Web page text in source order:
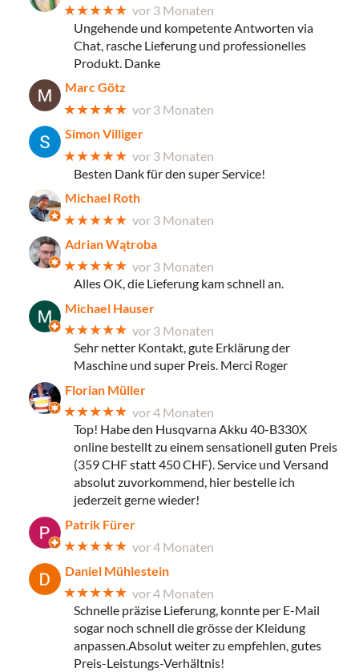
★★★★★ vor 3 Monaten
Ungehende und kompetente Antworten via
Chat, rasche Lieferung und professionelles
Produkt. Danke
Marc Götz
★★★★★ vor 3 Monaten
Simon Villiger
★★★★★ vor 3 Monaten
Besten Dank für den super Service!
Michael Roth
★★★★★ vor 3 Monaten
Adrian Wątroba
★★★★★ vor 3 Monaten
Alles OK, die Lieferung kam schnell an.
Michael Hauser
★★★★★ vor 3 Monaten
Sehr netter Kontakt, gute Erklärung der
Maschine und super Preis. Merci Roger
Florian Müller
★★★★★ vor 4 Monaten
Top! Habe den Husqvarna Akku 40-B330X
online bestellt zu einem sensationell guten Preis
(359 CHF statt 450 CHF). Service und Versand
absolut zuvorkommend, hier bestelle ich
jederzeit gerne wieder!
Patrik Fürer
★★★★★ vor 4 Monaten
Daniel Mühlestein
★★★★★ vor 4 Monaten
Schnelle präzise Lieferung, konnte per E-Mail
sogar noch schnell die grösse der Kleidung
anpassen.Absolut weiter zu empfehlen, gutes
Preis-Leistungs-Verhältnis!